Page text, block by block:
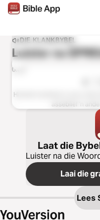
DIE KLANKBYBEL
Luister na
0:00
Hierdie hoofstuk is nie in die
asseblief 'n
Laat die
Luister na die
Laai die
Lees